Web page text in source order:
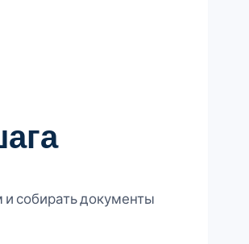
собирать документы